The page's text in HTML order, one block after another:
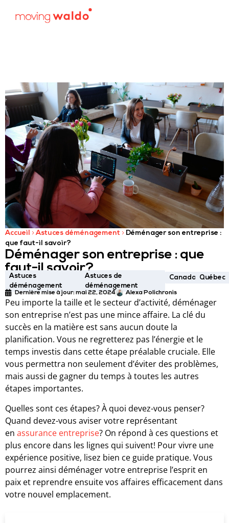
Accueil Astuces déménagement
Déménager son entreprise :
que faut-il savoir?
Déménager son entreprise : que
faut-il savoir?
Astuces
déménagement
Astuces de
déménagement
Canada Québec
Dernière mise à jour:mai 22, 2024 Alexa Polichronis
Peu importe la taille et le secteur d’activité, déménager
son entreprise n’est pas une mince affaire. La clé du
succès en la matière est sans aucun doute la
planification. Vous ne regretterez pas l’énergie et le
temps investis dans cette étape préalable cruciale. Elle
vous permettra non seulement d’éviter des problèmes,
mais aussi de gagner du temps à toutes les autres
étapes importantes.
Quelles sont ces étapes? À quoi devez-vous penser?
Quand devez-vous aviser votre représentant
en assurance entreprise? On répond à ces questions et
plus encore dans les lignes qui suivent! Pour vivre une
expérience positive, lisez bien ce guide pratique. Vous
pourrez ainsi déménager votre entreprise l’esprit en
paix et reprendre ensuite vos affaires efficacement dans
votre nouvel emplacement.